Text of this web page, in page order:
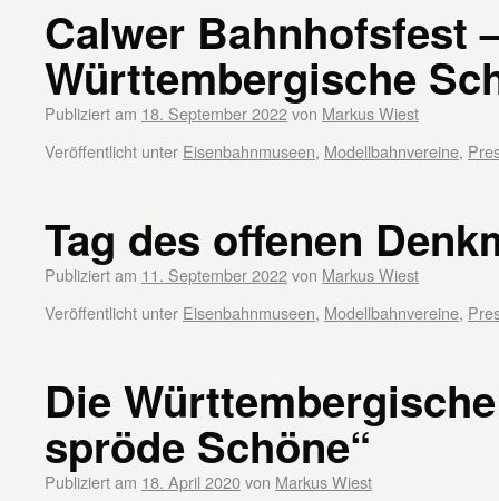
Calwer Bahnhofsfest
Württembergische
Publiziert am 18. September 2022von Markus Wiest
Veröffentlicht unter Eisenbahnmuseen, Modellbahnvereine,
Tag des offenen
Publiziert am 11. September 2022von Markus Wiest
Veröffentlicht unter Eisenbahnmuseen, Modellbahnvereine,
Die
spröde Schöne“
Publiziert am 18. April 2020von Markus Wiest